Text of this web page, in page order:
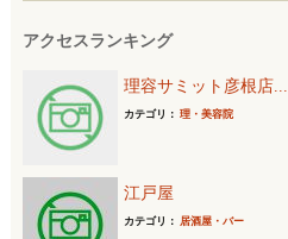
:アクセスランキング
理容サミット彦根店...
カテゴリ： 理・美容院
江戸屋
カテゴリ： 居酒屋・バー